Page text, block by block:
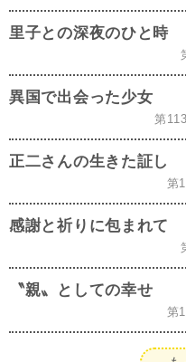
里子との深夜のひと時
異国で出会った少女
第
正二さんの生きた証し
第
感謝と祈りに包まれて
〝親〟としての幸せ
第